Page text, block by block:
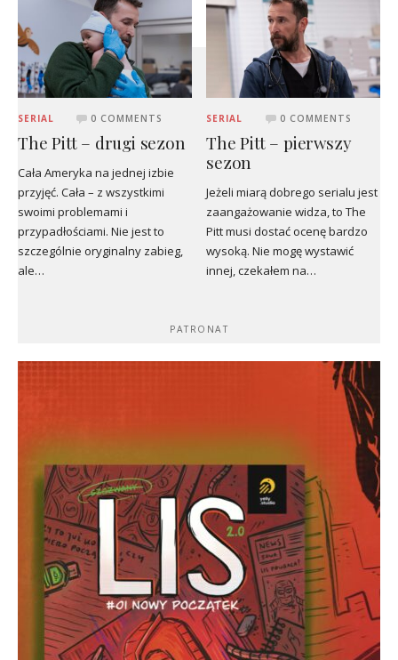
SERIAL 0 COMMENTS
The Pitt – drugi sezon
Cała Ameryka na jednej izbie
przyjęć. Cała – z wszystkimi
swoimi problemami i
przypadłościami. Nie jest to
szczególnie oryginalny zabieg,
ale…
SERIAL 0 COMMENTS
The Pitt – pierwszy
sezon
Jeżeli miarą dobrego serialu jest
zaangażowanie widza, to The
Pitt musi dostać ocenę bardzo
wysoką. Nie mogę wystawić
innej, czekałem na…
PATRONAT